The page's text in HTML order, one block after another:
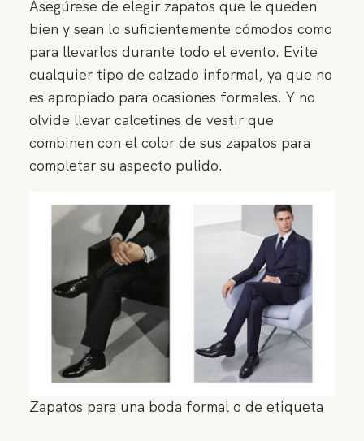
CONSULTA
PRECIOS
Asegúrese de elegir zapatos que le queden
bien y sean lo suficientemente cómodos como
para llevarlos durante todo el evento. Evite
cualquier tipo de calzado informal, ya que no
es apropiado para ocasiones formales. Y no
olvide llevar calcetines de vestir que
combinen con el color de sus zapatos para
completar su aspecto pulido.
Zapatos para una boda formal o de etiqueta